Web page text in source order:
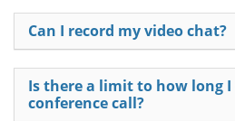
Can I record my video chat?
Is there a limit to how long I
conference call?